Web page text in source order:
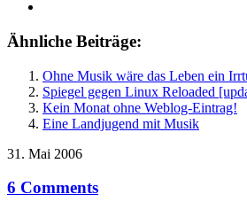
Ähnliche Beiträge:
Ohne Musik wäre das Leben ein
Spiegel gegen Linux Reloaded
Kein Monat ohne Weblog-Eintrag!
Eine Landjugend mit Musik
31. Mai 2006
6 Comments